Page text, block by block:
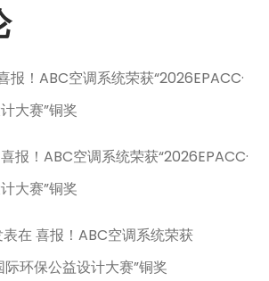
报！ABC空调系统荣获“2026EPACC·
大赛”铜奖
喜报！ABC空调系统荣获“2026EPACC·
大赛”铜奖
表在喜报！ABC空调系统荣获
际环保公益设计大赛”铜奖